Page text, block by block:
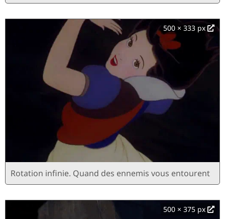
500 × 333 px
Rotation infinie. Quand des ennemis vous entourent
500 × 375 px